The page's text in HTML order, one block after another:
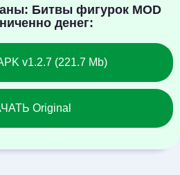
Битвы фигурок MOD
денег:
v1.2.7 (221.7 Mb)
Original